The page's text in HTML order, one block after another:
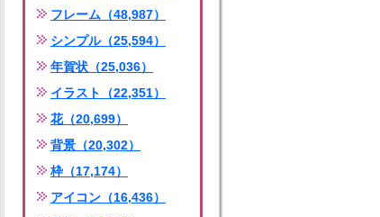
フレーム（48,987）
シンプル（25,594）
年賀状（25,036）
イラスト（22,351）
花（20,699）
背景（20,302）
枠（17,174）
アイコン（16,436）